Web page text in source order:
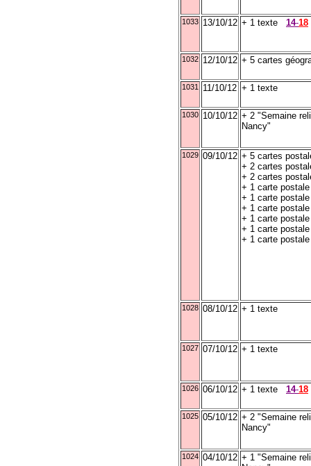
1033 13/10/12 + 1 texte 14-18
1032 12/10/12 + 5 cartes
1031 11/10/12 + 1 texte
1030 10/10/12 + 2 "Semaine
Nancy"
1029 09/10/12 + 5 cartes
+ 2 cartes
+ 2 cartes
+ 1 carte
+ 1 carte
+ 1 carte
+ 1 carte
+ 1 carte
+ 1 carte
1028 08/10/12 + 1 texte
1027 07/10/12 + 1 texte
1026 06/10/12 + 1 texte 14-18
1025 05/10/12 + 2 "Semaine
Nancy"
1024 04/10/12 + 1 "Semaine